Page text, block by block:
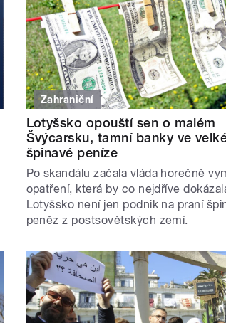
Zahraniční
Lotyšsko opouští sen o malém
Švýcarsku, tamní banky ve
špinavé peníze
Po skandálu začala vláda horečně
opatření, která by co nejdříve
Lotyšsko není jen podnik na praní
peněz z postsovětských zemí.